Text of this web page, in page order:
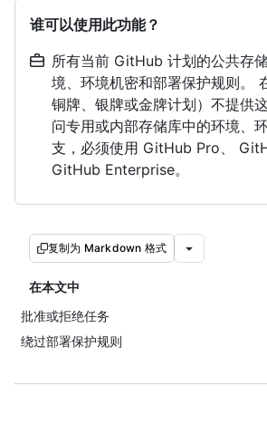
谁可以使用此功能？
所有当前 GitHub 计划的公共存
境、环境机密和部署保护规则。
铜牌、银牌或金牌计划）不提供
问专用或内部存储库中的环境、
支，必须使用 GitHub Pro、
GitHub Enterprise。
复制为 Markdown 格式
在本文中
批准或拒绝任务
绕过部署保护规则